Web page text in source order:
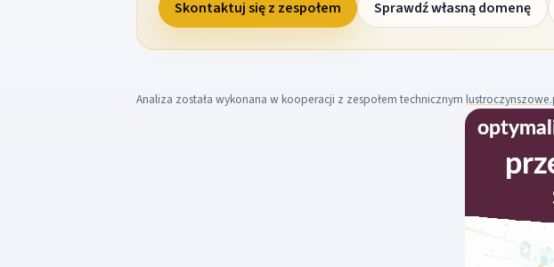
Skontaktuj się z zespołem Sprawdź własną domenę
Analiza została wykonana w kooperacji z zespołem technicznym